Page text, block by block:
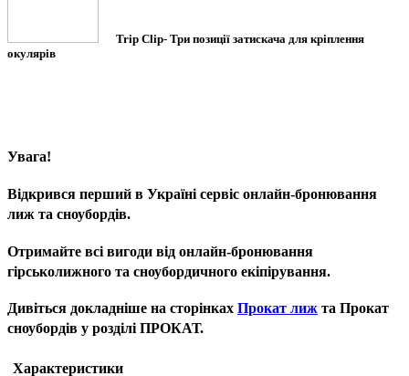
Trip Clip- Три позиції затискача для кріплення
окулярів
Увага!
Відкрився перший в Україні сервіс онлайн-бронювання
лиж та сноубордів.
Отримайте всі вигоди від онлайн-бронювання
гірськолижного та сноубордичного екіпірування.
Дивіться докладніше на сторінках Прокат лиж та Прокат
сноубордів у розділі ПРОКАТ.
Характеристики